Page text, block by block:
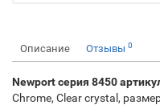
Описание Отзывы 0
Newport серия 8450
Chrome, Clear crystal,